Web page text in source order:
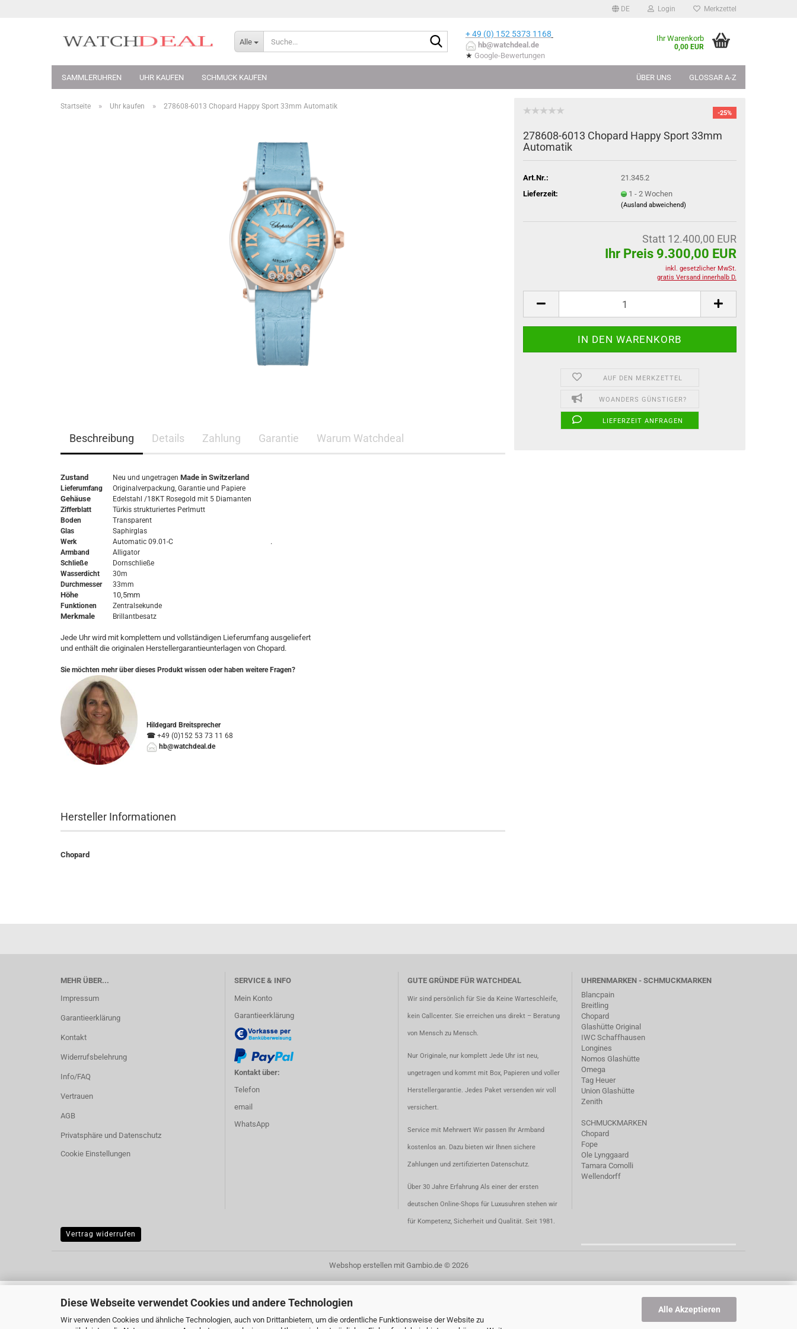
Diese Webseite verwendet Cookies und andere Technologien
Wir verwenden Cookies und ähnliche Technologien, auch von Drittanbietern, um die ordentliche Funktionsweise der Website zu
Alle Akzeptieren
DE Login Merkzettel
Alle
Suche...+ 49 (0) 152 5373 1168
hb@watchdeal.de
★ Google-Bewertungen
Ihr Warenkorb
0,00 EUR
SAMMLERUHREN UHR KAUFEN SCHMUCK KAUFEN ÜBER UNS GLOSSAR A-Z
Startseite » Uhr kaufen » 278608-6013 Chopard Happy Sport 33mm Automatik
-25%
278608-​6013 Cho­pard Happy Sport 33mm
Au­to­ma­tik
Art.Nr.:
21.345.2
Lieferzeit:
1 - 2 Wochen
(Ausland abweichend)
Statt 12.400,00 EUR
Ihr Preis 9.300,00 EUR
inkl. gesetzlicher MwSt.
gratis Versand innerhalb D.
AUF DEN MERKZETTEL
WOANDERS GÜNSTIGER?
LIEFERZEIT ANFRAGEN
Beschreibung Details Zahlung Garantie Warum Watchdeal
Zustand Neu und ungetragen Made in Switzerland
Lieferumfang Originalverpackung, Garantie und Papiere
Gehäuse
Edelstahl /18KT Rosegold mit 5 Diamanten
Zifferblatt
Türkis strukturiertes Perlmutt
Boden
Transparent
Glas
Saphirglas
Werk
Automatic 09.01-C .
Armband
Alligator
Schließe
Dornschließe
Wasserdicht
30m
Durchmesser
33mm
Höhe 10,5mm
Funktionen Zentralsekunde
Merkmale Brillantbesatz
Jede Uhr wird mit komplettem und vollständigen Lieferumfang ausgeliefert
und enthält die originalen Herstellergarantieunterlagen von Chopard.
Sie möchten mehr über dieses Produkt wissen oder haben weitere Fragen?
Hildegard Breitsprecher
☎ +49 (0)152 53 73 11 68
hb@watchdeal.de
Hersteller Informationen
Chopard
MEHR ÜBER...
Impressum
Garantieerklärung
Kontakt
Widerrufsbelehrung
Info/FAQ
Vertrauen
AGB
Privatsphäre und Datenschutz
Cookie Einstellungen
SERVICE & INFO
Mein Konto
Garantieerklärung
Kontakt über:
Telefon
email
WhatsApp
GUTE GRÜNDE FÜR WATCHDEAL
Wir sind persönlich für Sie da Keine Warteschleife,
kein Callcenter. Sie erreichen uns direkt – Beratung
von Mensch zu Mensch.
Nur Originale, nur komplett Jede Uhr ist neu,
ungetragen und kommt mit Box, Papieren und voller
Herstellergarantie. Jedes Paket versenden wir voll
versichert.
Service mit Mehrwert Wir passen Ihr Armband
kostenlos an. Dazu bieten wir Ihnen sichere
Zahlungen und zertifizierten Datenschutz.
Über 30 Jahre Erfahrung Als einer der ersten
deutschen Online-Shops für Luxusuhren stehen wir
für Kompetenz, Sicherheit und Qualität. Seit 1981.
UHRENMARKEN - SCHMUCKMARKEN
Blancpain
Breitling
Chopard
Glashütte Original
IWC Schaffhausen
Longines
Nomos Glashütte
Omega
Tag Heuer
Union Glashütte
Zenith
SCHMUCKMARKEN
Chopard
Fope
Ole Lynggaard
Tamara Comolli
Wellendorff
Vertrag widerrufen
Webshop erstellenmit Gambio.de © 2026